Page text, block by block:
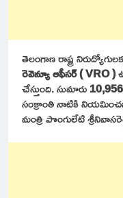
తెలంగాణ రాష్ట్ర
రెవెన్యూ ఆఫీసర్ ( VRO )
చేస్తుంది. సుమారు10,956
సంక్రాంతి నాటికి
మంత్రి పొంగులేటి